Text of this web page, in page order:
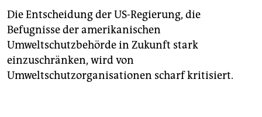
Die Entscheidung der US-Regierung, die
Befugnisse der amerikanischen
Umweltschutzbehörde in Zukunft stark
einzuschränken, wird von
Umweltschutzorganisationen scharf kritisiert.